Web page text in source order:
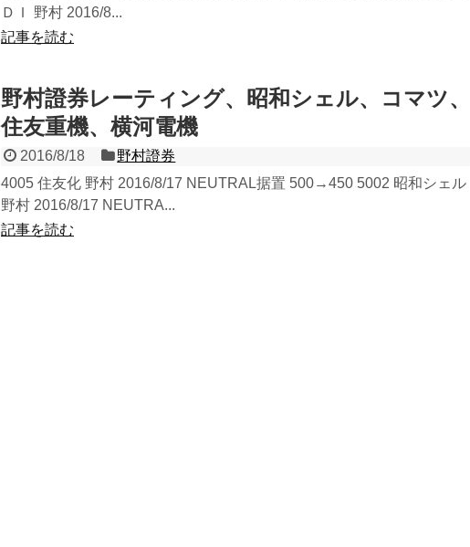
ＤＩ 野村 2016/8...
記事を読む
野村證券レーティング、昭和シェル、コマツ、
住友重機、横河電機
2016/8/18
野村證券
4005 住友化 野村 2016/8/17 NEUTRAL据置 500→450 5002 昭和シェル
野村 2016/8/17 NEUTRA...
記事を読む